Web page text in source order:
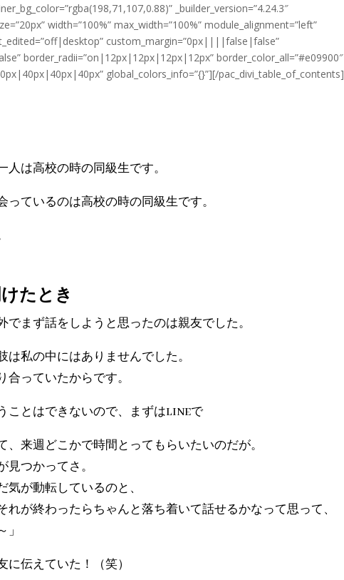
_builder_version=”4.24.3″
width=”100%” max_width=”100%” module_alignment=”left”
custom_margin=”0px||||false|false”
border_radii=”on|12px|12px|12px|12px” border_color_all=”#e09900″
global_colors_info=”{}”][/pac_divi_table_of_contents]
は高校の時の同級生です。
ているのは高校の時の同級生です。
たとき
まず話をしようと思ったのは親友でした。
私の中にはありませんでした。
っていたからです。
ことはできないので、まずはLINEで
、来週どこかで時間とってもらいたいのだが。
つかってさ。
が動転しているのと、
が終わったらちゃんと落ち着いて話せるかなって思って、
伝えていた！（笑）